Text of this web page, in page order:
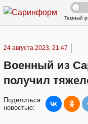
Темный
24 августа 2023, 21:47
Военный из
получил
Поделиться
новостью: